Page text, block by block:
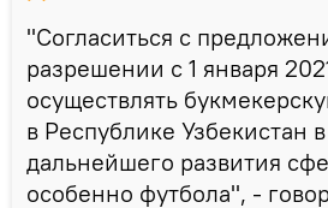
"Согласиться с
разрешении с 1 января
осуществлять
в Республике Узбекистан
дальнейшего развития
особенно футбола", -